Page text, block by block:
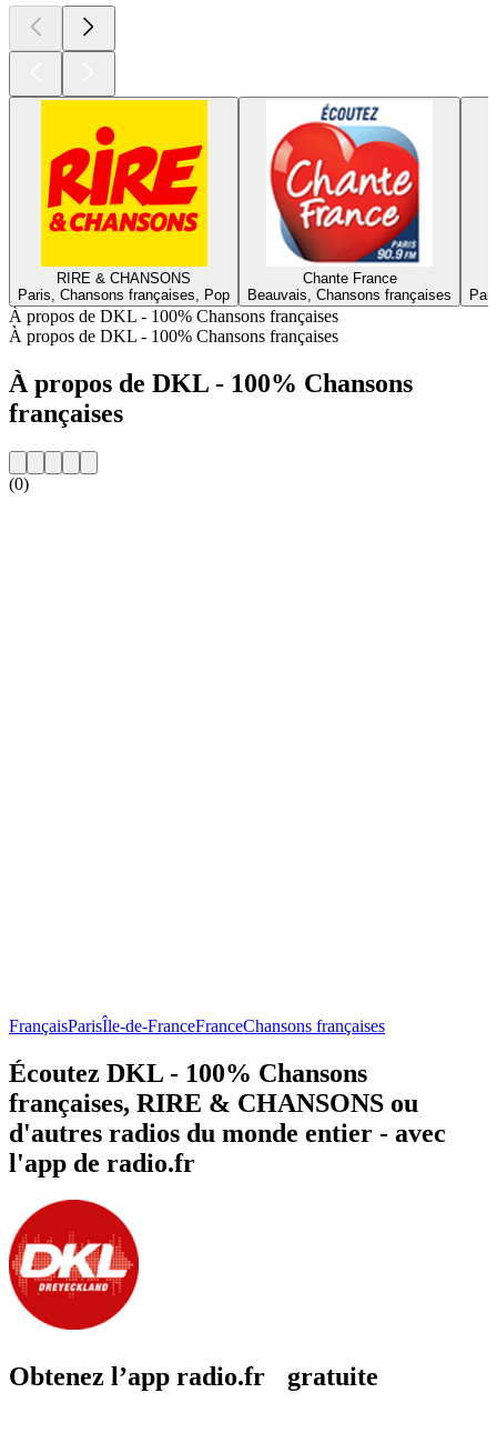
RIRE & CHANSONS
Paris, Chansons françaises, Pop
Chante France
Beauvais, Chansons françaises
À propos de DKL - 100% Chansons françaises
À propos de DKL - 100% Chansons françaises
À propos de DKL - 100% Chansons
françaises
(0)
FrançaisParisÎle-de-FranceFranceChansons françaises
Écoutez DKL - 100% Chansons
françaises, RIRE & CHANSONS ou
d'autres radios du monde entier - avec
l'app de radio.fr
Obtenez l’app radio.fr gratuite